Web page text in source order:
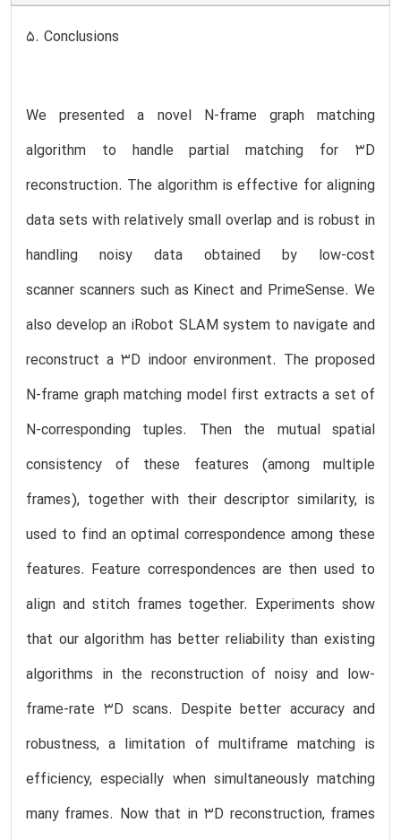
5. Conclusions
We presented a novel N-frame graph matching
algorithm to handle partial matching for 3D
reconstruction. The algorithm is effective for aligning
data sets with relatively small overlap and is robust in
handling noisy data obtained by low-cost
scanner scanners such as Kinect and PrimeSense. We
also develop an iRobot SLAM system to navigate and
reconstruct a 3D indoor environment. The proposed
N-frame graph matching model first extracts a set of
N-corresponding tuples. Then the mutual spatial
consistency of these features (among multiple
frames), together with their descriptor similarity, is
used to find an optimal correspondence among these
features. Feature correspondences are then used to
align and stitch frames together. Experiments show
that our algorithm has better reliability than existing
algorithms in the reconstruction of noisy and low-
frame-rate 3D scans. Despite better accuracy and
robustness, a limitation of multiframe matching is
efficiency, especially when simultaneously matching
many frames. Now that in 3D reconstruction, frames